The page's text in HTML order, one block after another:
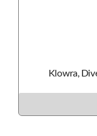
Klowra,